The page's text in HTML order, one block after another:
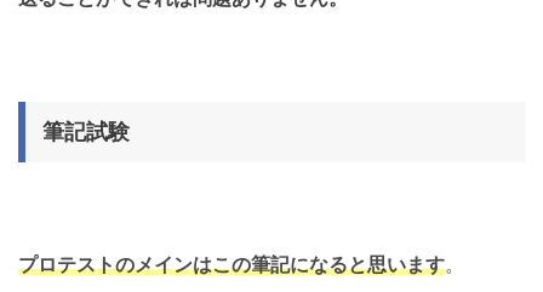
筆記試験
プロテストのメインはこの筆記になると思います。